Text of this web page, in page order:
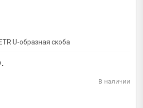
ETR U-образная скоба
В наличии